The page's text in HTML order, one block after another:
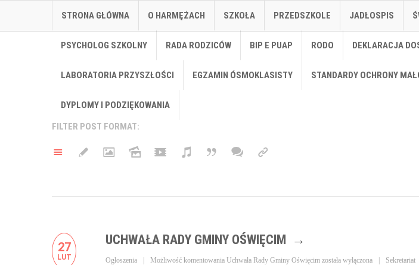
STRONA GŁÓWNA O HARMĘŻACH SZKOŁA PRZEDSZKOLE JADŁOSPIS
PSYCHOLOG SZKOLNY RADA RODZICÓW BIP E PUAP RODO DEKLARACJA
LABORATORIA PRZYSZŁOŚCI EGZAMIN ÓSMOKLASISTY STANDARDY OCHRONY
DYPLOMY I PODZIĘKOWANIA
FILTER POST FORMAT:
27
LUT
UCHWAŁA RADY GMINY OŚWIĘCIM
Ogłoszenia Możliwość komentowania Uchwała Rady Gminy Oświęcim została wyłączona Sekretariat